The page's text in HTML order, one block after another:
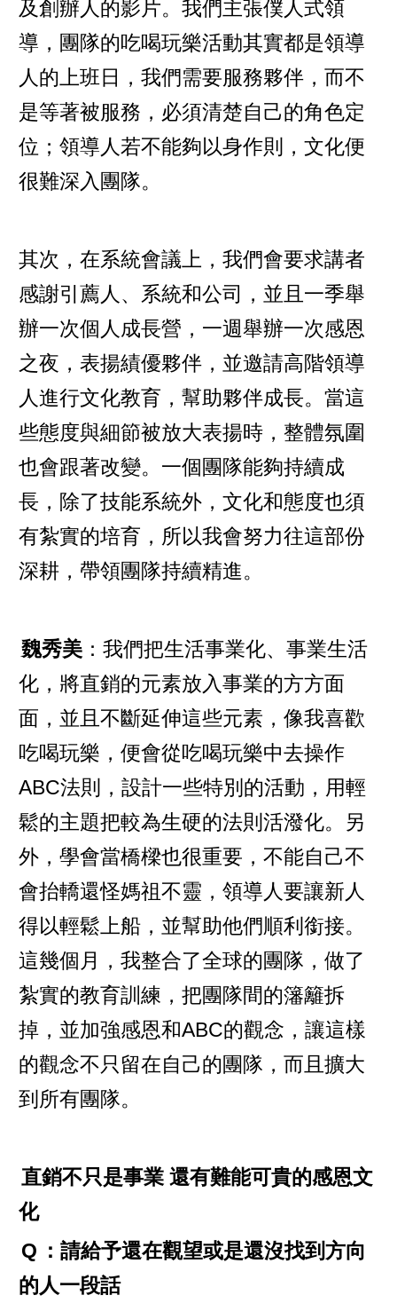
及創辦人的影片。我們主張僕人式領
導，團隊的吃喝玩樂活動其實都是領導
人的上班日，我們需要服務夥伴，而不
是等著被服務，必須清楚自己的角色定
位；領導人若不能夠以身作則，文化便
很難深入團隊。
其次，在系統會議上，我們會要求講者
感謝引薦人、系統和公司，並且一季舉
辦一次個人成長營，一週舉辦一次感恩
之夜，表揚績優夥伴，並邀請高階領導
人進行文化教育，幫助夥伴成長。當這
些態度與細節被放大表揚時，整體氛圍
也會跟著改變。一個團隊能夠持續成
長，除了技能系統外，文化和態度也須
有紮實的培育，所以我會努力往這部份
深耕，帶領團隊持續精進。
魏秀美 ：我們把生活事業化、事業生活
化，將直銷的元素放入事業的方方面
面，並且不斷延伸這些元素，像我喜歡
吃喝玩樂，便會從吃喝玩樂中去操作
ABC法則，設計一些特別的活動，用輕
鬆的主題把較為生硬的法則活潑化。另
外，學會當橋樑也很重要，不能自己不
會抬轎還怪媽祖不靈，領導人要讓新人
得以輕鬆上船，並幫助他們順利銜接。
這幾個月，我整合了全球的團隊，做了
紮實的教育訓練，把團隊間的籓籬拆
掉，並加強感恩和ABC的觀念，讓這樣
的觀念不只留在自己的團隊，而且擴大
到所有團隊。
直銷不只是事業 還有難能可貴的感恩文
化
Q ：請給予還在觀望或是還沒找到方向
的人一段話